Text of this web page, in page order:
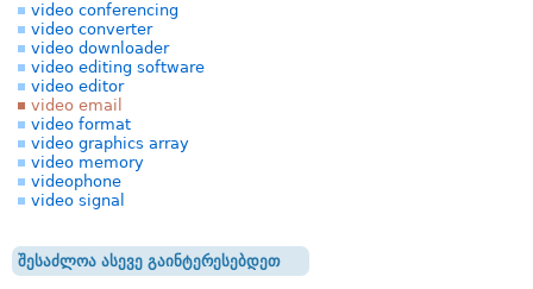
video conferencing
video converter
video downloader
video editing software
video editor
video email
video format
video graphics array
video memory
videophone
video signal
შესაძლოა ასევე გაინტერესებდეთ